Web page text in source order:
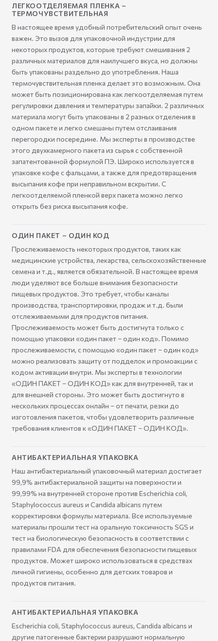
ЛЕГКООТДЕЛЯЕМАЯ ПЛЕНКА –
ТЕРМОЧУВСТВИТЕЛЬНАЯ
В настоящее время удобный потребительский опыт очень
важен. Это вызов для упаковочной индустрии для
некоторых продуктов, которые требуют смешивания 2
различных материалов для наилучшего вкуса, но должны
быть упакованы раздельно до употребления. Наша
термочувствительная пленка делает это возможным. Она
может быть позиционирована как легкоотделяемая путем
регулировки давления и температуры запайки. 2 различных
материала могут быть упакованы в 2 разных отделения в
одном пакете и легко смешаны путем отслаивания
перегородки посередине. Мы эксперты в производстве
этого двухкамерного пакета из сырья с собственной
запатентованной формулой ПЭ. Широко используется в
упаковке кофе с фальцами, а также для предотвращения
высыпания кофе при неправильном вскрытии. С
легкоотделяемой пленкой верх пакета можно легко
открыть без риска высыпания кофе.
ОДИН ПАКЕТ – ОДИН КОД
Прослеживаемость некоторых продуктов, таких как
медицинские устройства, лекарства, сельскохозяйственные
семена и т.д., является обязательной. В настоящее время
люди уделяют все больше внимания безопасности
пищевых продуктов. Это требует, чтобы каналы
производства, транспортировки, продаж и т.д. были
отслеживаемыми для продуктов питания.
Прослеживаемость может быть достигнута только с
помощью упаковки «один пакет – один код». Помимо
прослеживаемости, с помощью «один пакет – один код»
можно реализовать защиту от подделок и промоакции с
кодом активации внутри. Мы эксперты в технологии
«ОДИН ПАКЕТ – ОДИН КОД» как для внутренней, так и
для внешней стороны. Это может быть достигнуто в
нескольких процессах онлайн – от печати, резки до
изготовления пакетов, чтобы удовлетворить различные
требования клиентов к «ОДИН ПАКЕТ – ОДИН КОД».
АНТИБАКТЕРИАЛЬНАЯ УПАКОВКА
Наш антибактериальный упаковочный материал достигает
99,9% антибактериальной защиты на поверхности и
99,99% на внутренней стороне против Escherichia coli,
Staphylococcus aureus и Candida albicans путем
корректировки формулы материала. Все используемые
материалы прошли тест на оральную токсичность SGS и
тест на биологическую безопасность в соответствии с
правилами FDA для обеспечения безопасности пищевых
продуктов. Может широко использоваться в средствах
личной гигиены, особенно для детских товаров и
продуктов питания.
АНТИБАКТЕРИАЛЬНАЯ УПАКОВКА
Escherichia coli, Staphylococcus aureus, Candida albicans и
другие патогенные бактерии разрушают нормальную